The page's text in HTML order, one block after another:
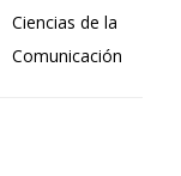
Ciencias de la
Comunicación